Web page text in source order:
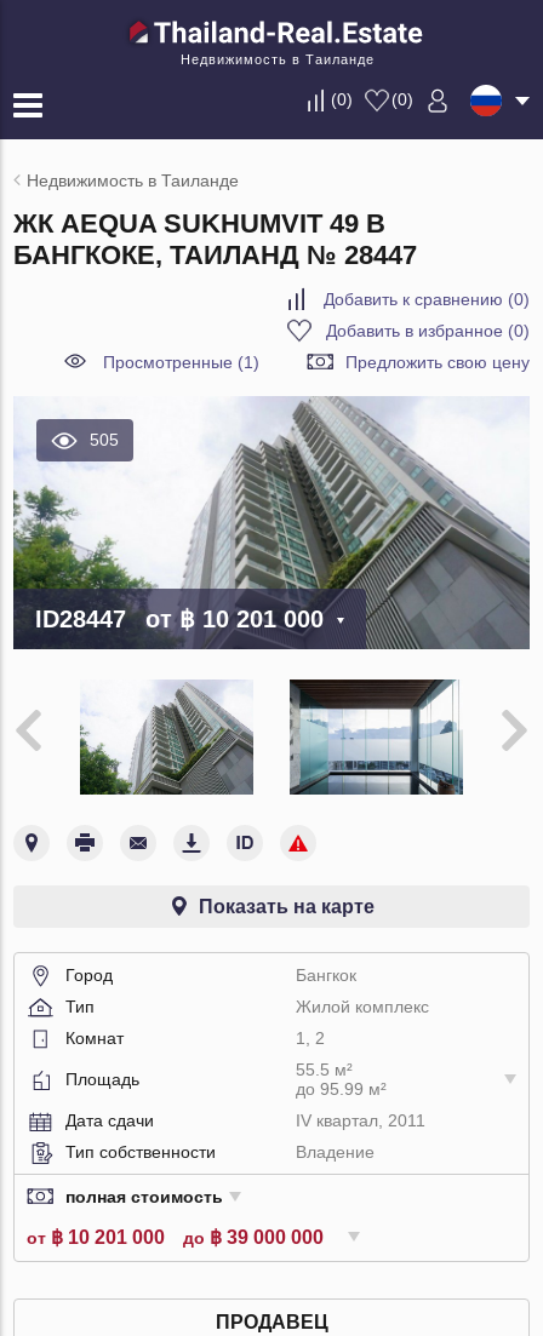
Недвижимость в Таиланде
(0) (0)
Недвижимость в Таиланде
ЖК AEQUA SUKHUMVIT 49 В
БАНГКОКЕ, ТАИЛАНД № 28447
Добавить к сравнению (0)
Добавить в избранное (0)
Просмотренные (1)
Предложить свою цену
505
ID28447 от฿ 10 201 000
Показать на карте
Город
Бангкок
Тип
Жилой комплекс
Комнат
1, 2
Площадь
55.5 м²
до 95.99 м²
Дата сдачи
IV квартал, 2011
Тип собственности
Владение
полная стоимость
от ฿ 10 201 000 до ฿ 39 000 000
ПРОДАВЕЦ